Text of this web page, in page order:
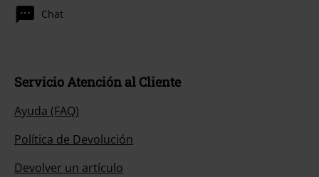
Chat
Servicio Atención al Cliente
Ayuda (FAQ)
Política de Devolución
Devolver un artículo